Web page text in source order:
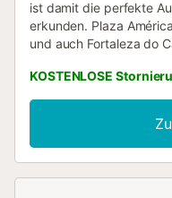
ist damit die perfekte
erkunden. Plaza
und auch Fortaleza do
und einen Kühlschrank
Wasserkocher und eine
mit WLAN-
für gute Unterhaltung
Badezimmers gehören
KOSTENLOSE